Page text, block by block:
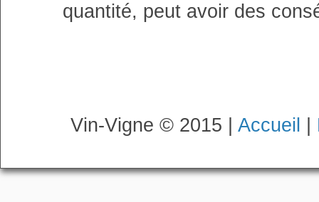
quantité, peut avoir des
Vin-Vigne © 2015 | Accueil